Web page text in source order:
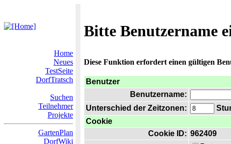
Bitte Benutzername
Home
Neues
TestSeite
DorfTratsch
Suchen
Teilnehmer
Projekte
GartenPlan
DorfWiki
Diese Funktion erfordert einen gültigen
Benutzer
Benutzername:
Unterschied der Zeitzonen:
Cookie
Cookie ID: 962409